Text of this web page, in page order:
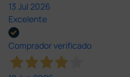
13 Jul 2026
Excelente
Comprador verificado